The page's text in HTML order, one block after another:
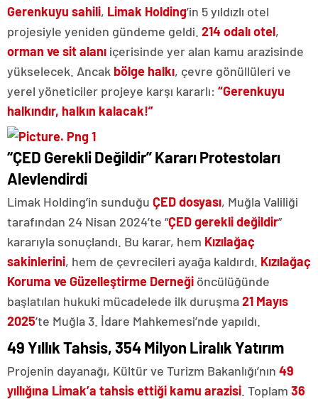
Gerenkuyu sahili, Limak Holding’in 5 yıldızlı otel
projesiyle yeniden gündeme geldi. 214 odalı otel,
orman ve sit alanı içerisinde yer alan kamu arazisinde
yükselecek. Ancak bölge halkı, çevre gönüllüleri ve
yerel yöneticiler projeye karşı kararlı: “Gerenkuyu
halkındır, halkın kalacak!”
“ÇED Gerekli Değildir” Kararı Protestoları
Alevlendirdi
Limak Holding’in sunduğu ÇED dosyası, Muğla Valiliği
tarafından 24 Nisan 2024’te “ÇED gerekli değildir”
kararıyla sonuçlandı. Bu karar, hem Kızılağaç
sakinlerini, hem de çevrecileri ayağa kaldırdı. Kızılağaç
Koruma ve Güzelleştirme Derneği öncülüğünde
başlatılan hukuki mücadelede ilk duruşma21 Mayıs
2025’te Muğla 3. İdare Mahkemesi’nde yapıldı.
49 Yıllık Tahsis, 354 Milyon Liralık Yatırım
Projenin dayanağı, Kültür ve Turizm Bakanlığı’nın 49
yıllığına Limak’a tahsis ettiği kamu arazisi . Toplam 36